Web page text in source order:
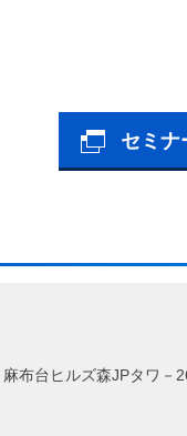
セミナ
布台ヒルズ森JPタワ－